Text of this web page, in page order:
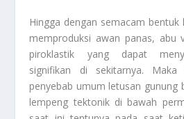
Hingga dengan semacam
memproduksi awan panas, abu
piroklastik yang dapat
signifikan di sekitarnya.
penyebab umum letusan gunung
lempeng tektonik di bawah